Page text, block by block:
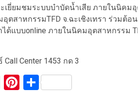
ยี่ยมชมระบบบำบัดน้ำเสีย ภายในนิคมอุ
าหกรรมTFD จ.ฉะเชิงเทรา ร่วมต้อ
ด้แบบonline ภายในนิคมอุตสาหกรรม
Center 1453 กด 3
CopyPinterest
Share